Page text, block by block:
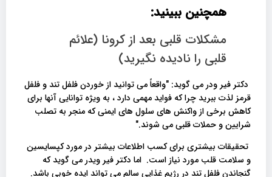
همچنین ببینید:
مشکلات قلبی بعد از کرونا (علائم
قلبی را نادیده نگیرید)
دکتر فیر ودر می گوید: "واقعاً می توانید از خوردن فلفل تند و فلفل
قرمز لذت ببرید چرا که فواید مهمی دارد ، به ویژه توانایی آنها برای
کاهش برخی از واکنش های سلول های ایمنی که منجر به تصلب
شرایین و حملات قلبی می شوند."
تحقیقات بیشتری برای کسب اطلاعات بیشتر در مورد کپسایسین
و سلامت قلب مورد نیاز است. اما دکتر فیر ویدر می گوید که
گنجاندن فلفل تند در رژیم غذایی سالم می تواند ایده خوبی باشد.